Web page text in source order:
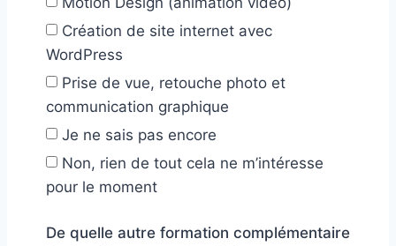
Création de site internet avec
WordPress
Prise de vue, retouche photo et
communication graphique
Je ne sais pas encore
Non, rien de tout cela ne m’intéresse
pour le moment
De quelle autre formation complémentaire